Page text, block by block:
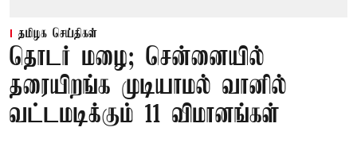
தமிழக செய்திகள்
தொடர் மழை; சென்னையில்
தரையிறங்க முடியாமல் வானில்
வட்டமடிக்கும் 11 விமானங்கள்